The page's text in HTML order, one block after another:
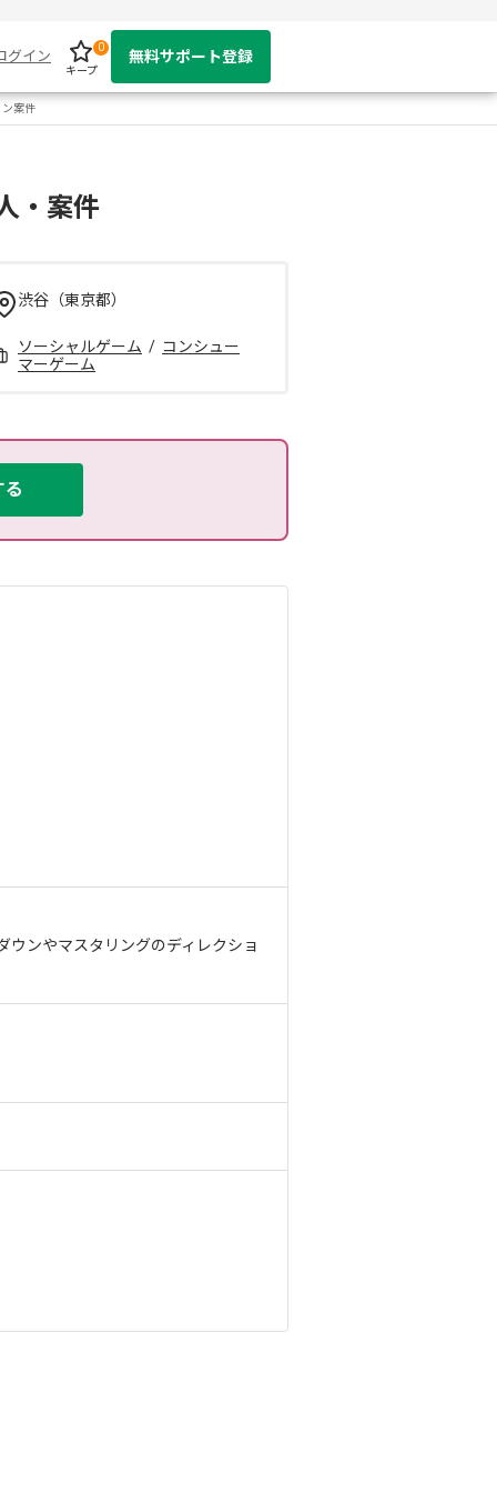
グイン
キープ
0
無料サポート登録
ン案件
・案件
渋谷（東京都）
ソーシャルゲーム / コンシュー
マーゲーム
ウンやマスタリングのディレクショ